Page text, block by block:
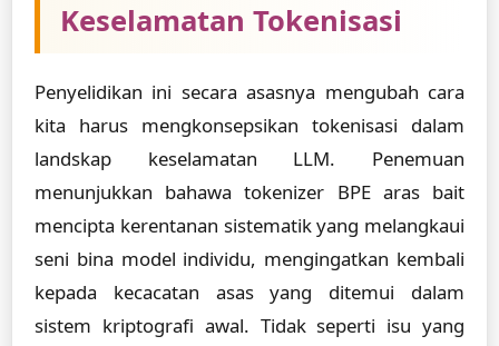
Keselamatan Tokenisasi
Penyelidikan ini secara asasnya mengubah cara
kita harus mengkonsepsikan tokenisasi dalam
landskap keselamatan LLM. Penemuan
menunjukkan bahawa tokenizer BPE aras bait
mencipta kerentanan sistematik yang melangkaui
seni bina model individu, mengingatkan kembali
kepada kecacatan asas yang ditemui dalam
sistem kriptografi awal. Tidak seperti isu yang